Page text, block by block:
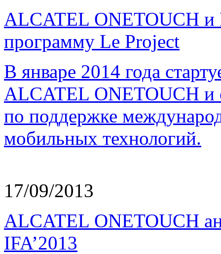
ALCATEL ONETOUCH и
программу Le Project
В январе 2014 года
ALCATEL ONETOUCH и
по поддержке
мобильных технологий.
17/09/2013
ALCATEL ONETOUCH
IFA’2013